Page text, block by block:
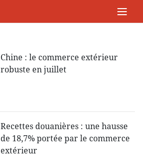
Chine : le commerce extérieur
robuste en juillet
Recettes douanières : une hausse
de 18,7% portée par le commerce
extérieur